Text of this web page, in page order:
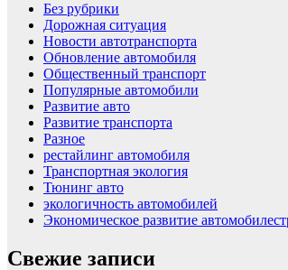
Без рубрики
Дорожная ситуация
Новости автотранспорта
Обновление автомобиля
Общественный транспорт
Популярные автомобили
Развитие авто
Развитие транспорта
Разное
рестайлинг автомобиля
Транспортная экология
Тюнинг авто
экологичность автомобилей
Экономическое развитие
Свежие записи